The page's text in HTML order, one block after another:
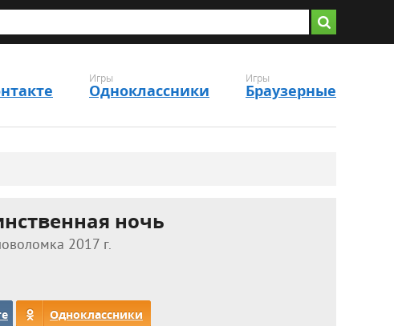
Игры
Одноклассники
Игры
Браузерные
ночь
2017 г.
Одноклассники